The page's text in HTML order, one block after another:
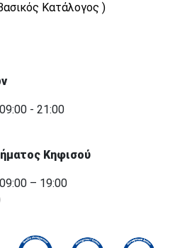
Κατάλογος )
- 21:00
Κηφισού
– 19:00